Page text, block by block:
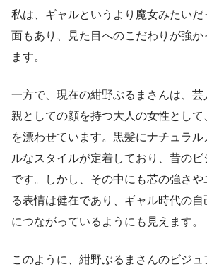
私は、ギャルというより魔女みたい
面もあり、見た目へのこだわりが強か
ます。
一方で、現在の紺野ぶるまさんは、
親としての顔を持つ大人の女性とし
を漂わせています。黒髪にナチュラ
ルなスタイルが定着しており、昔の
です。しかし、その中にも芯の強さ
る表情は健在であり、ギャル時代の
につながっているようにも見えます。
このように、紺野ぶるまさんのビジ